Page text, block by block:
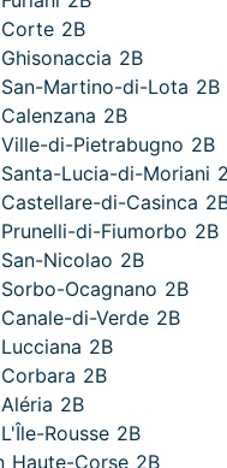
2B
2B
Martino-di-Lota 2B
2B
di-Pietrabugno 2B
Lucia-di-Moriani
di-Casinca
di-Fiumorbo 2B
Nicolao 2B
Ocagnano 2B
di-Verde 2B
2B
2B
2B
Rousse 2B
Haute-Corse 2B